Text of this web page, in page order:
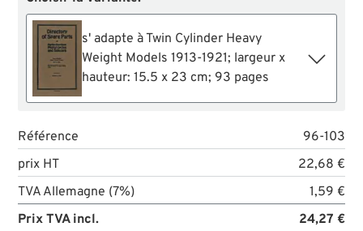
s' adapte à Twin Cylinder Heavy
Weight Models 1913-1921; largeur x
hauteur: 15.5 x 23 cm; 93 pages
Référence
96-103
prix HT
22,68 €
TVA Allemagne (7%)
1,59 €
Prix TVA incl.
24,27 €